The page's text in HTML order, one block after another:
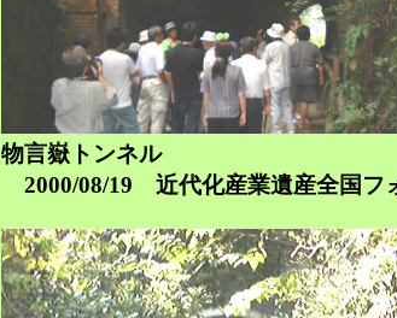
物言嶽トンネル
2000/08/19 近代化産業遺産全国フ